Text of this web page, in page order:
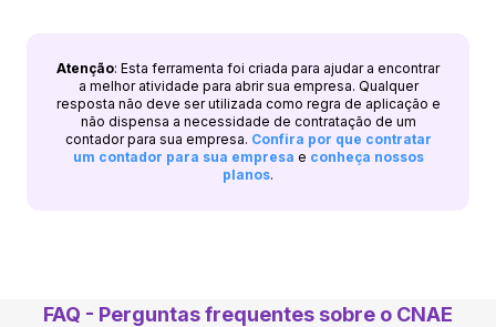
Atenção: Esta ferramenta foi criada para ajudar a encontrar
a melhor atividade para abrir sua empresa. Qualquer
resposta não deve ser utilizada como regra de aplicação e
não dispensa a necessidade de contratação de um
contador para sua empresa. Confira por que contratar
um contador para sua empresa e conheça nossos
planos.
FAQ - Perguntas frequentes sobre o CNAE